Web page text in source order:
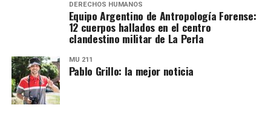
DERECHOS HUMANOS
Equipo Argentino de Antropología Forense:
12 cuerpos hallados en el centro
clandestino militar de La Perla
MU 211
Pablo Grillo: la mejor noticia